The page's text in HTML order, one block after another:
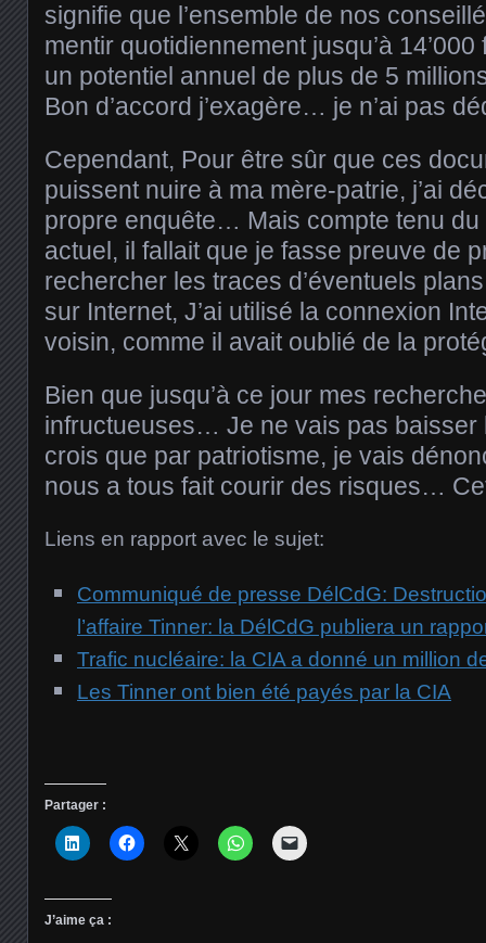
signifie que l’ensemble de nos
mentir quotidiennement jusqu’à
un potentiel annuel de plus de 5
Bon d’accord j’exagère… je n’ai pas
Cependant, Pour être sûr que ces
puissent nuire à ma mère-patrie, j’ai
propre enquête… Mais compte tenu du
actuel, il fallait que je fasse preuve de
rechercher les traces d’éventuels
sur Internet, J’ai utilisé la connexion
voisin, comme il avait oublié de la
Bien que jusqu’à ce jour mes
infructueuses… Je ne vais pas baisser
crois que par patriotisme, je vais
nous a tous fait courir des risques…
Liens en rapport avec le sujet:
Communiqué de presse DélCdG:
l’affaire Tinner: la DélCdG publiera un
Trafic nucléaire: la CIA a donné un million
Les Tinner ont bien été payés par la CIA
Partager :
J’aime ça :